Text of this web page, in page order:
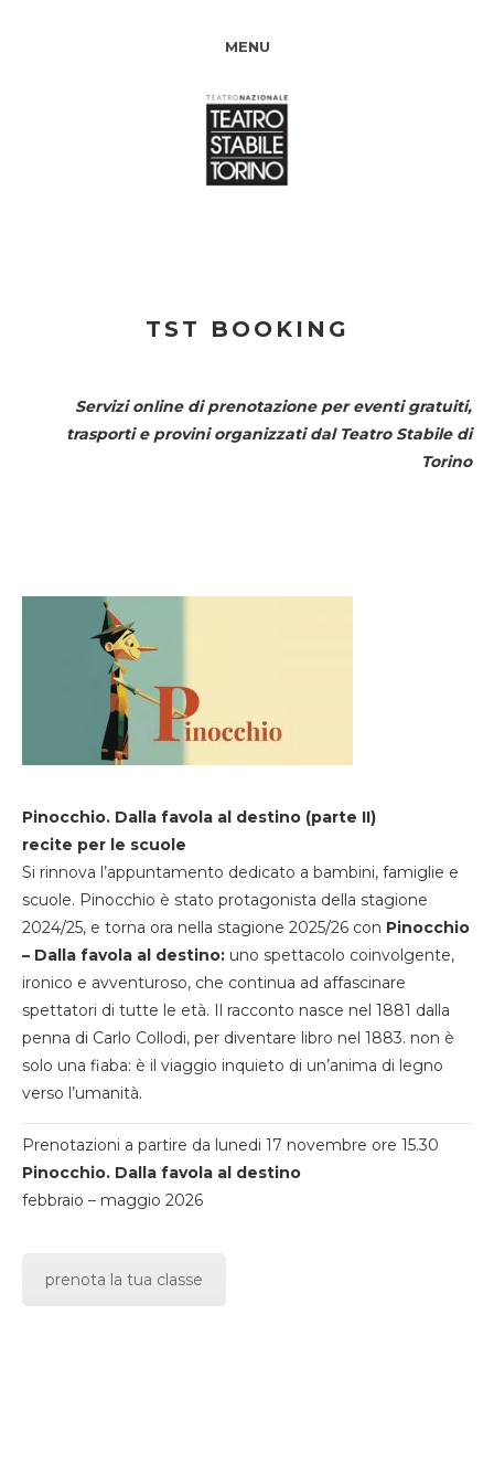
MENU
TST BOOKING
Servizi online di prenotazione per eventi gratuiti,
trasporti e provini organizzati dal Teatro Stabile di
Torino
Pinocchio. Dalla favola al destino (parte II)
recite per le scuole
Si rinnova l’appuntamento dedicato a bambini, famiglie e
scuole. Pinocchio è stato protagonista della stagione
2024/25, e torna ora nella stagione 2025/26 con Pinocchio
– Dalla favola al destino: uno spettacolo coinvolgente,
ironico e avventuroso, che continua ad affascinare
spettatori di tutte le età. Il racconto nasce nel 1881 dalla
penna di Carlo Collodi, per diventare libro nel 1883. non è
solo una fiaba: è il viaggio inquieto di un’anima di legno
verso l’umanità.
Prenotazioni a partire da lunedi 17 novembre ore 15.30
Pinocchio. Dalla favola al destino
febbraio – maggio 2026
prenota la tua classe